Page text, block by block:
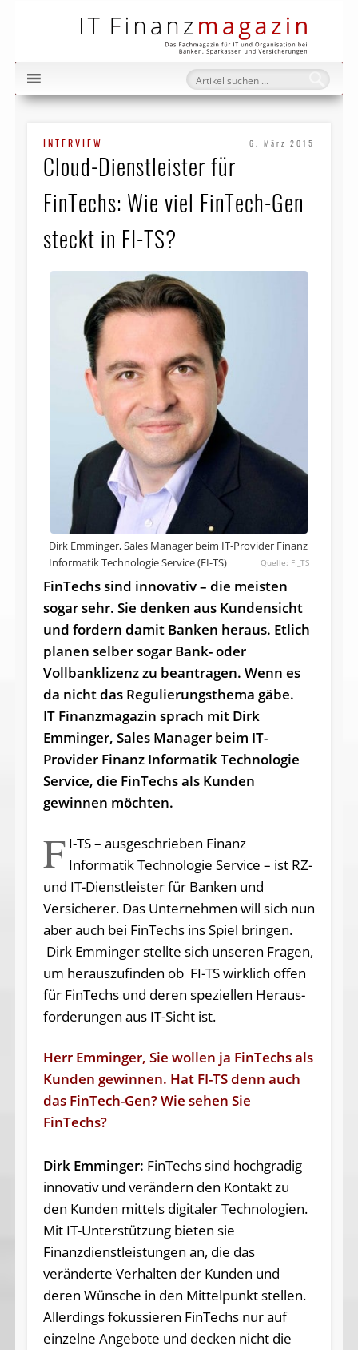
INTERVIEW 6. März 2015
Cloud-Dienstleister für
FinTechs: Wie viel FinTech-Gen
steckt in FI-TS?
Dirk Emminger, Sales Manager beim IT-Provider Finanz
Informatik Technologie Service (FI-TS)
FI_TS
FinTechs sind innovativ – die meisten
sogar sehr. Sie denken aus Kundensicht
und fordern damit Banken heraus. Etlich
planen selber sogar Bank- oder
Vollbanklizenz zu beantragen. Wenn es
da nicht das Regulierungsthema gäbe.
IT Finanzmagazin sprach mit Dirk
Emminger, Sales Manager beim IT-
Provider Finanz Informatik Technologie
Service, die FinTechs als Kunden
gewinnen möchten.
F I-TS – ausgeschrieben Finanz
Informatik Technologie Service – ist RZ-
und IT-Dienstleister für Banken und
Versicherer. Das Unternehmen will sich nun
aber auch bei FinTechs ins Spiel bringen.
Dirk Emminger stellte sich unseren Fragen,
um herauszufinden ob FI-TS wirklich offen
für FinTechs und deren speziellen Heraus­
forder­ungen aus IT-Sicht ist.
Herr Emminger, Sie wollen ja FinTechs als
Kunden gewinnen. Hat FI-TS denn auch
das FinTech-Gen? Wie sehen Sie
FinTechs?
Dirk Emminger: FinTechs sind hochgradig
innovativ und verändern den Kontakt zu
den Kunden mittels digitaler Technologien.
Mit IT-Unterstützung bieten sie
Finanzdienstleistungen an, die das
veränderte Verhalten der Kunden und
deren Wünsche in den Mittelpunkt stellen.
Allerdings fokussieren FinTechs nur auf
einzelne Angebote und decken nicht die